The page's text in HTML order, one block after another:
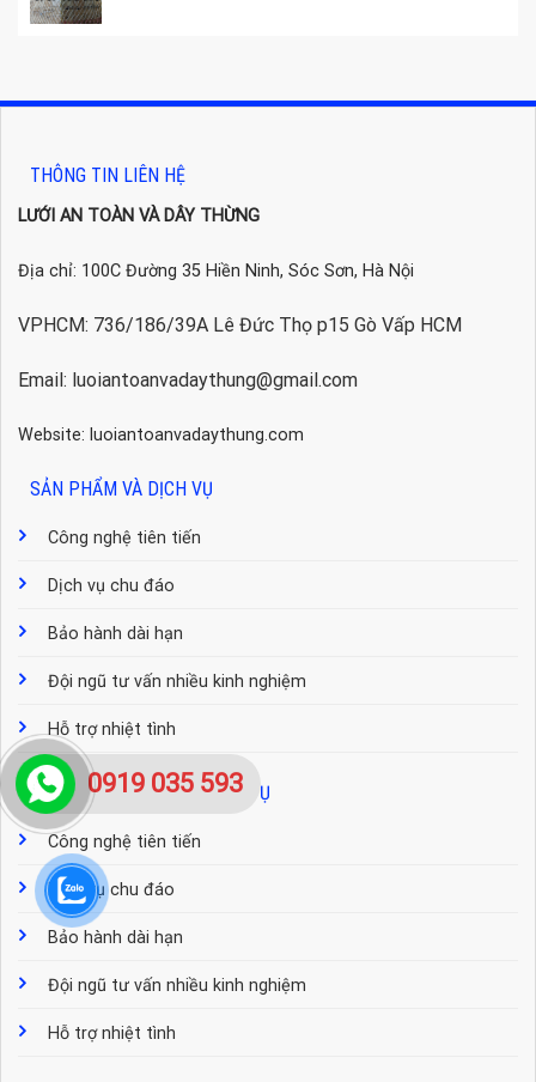
THÔNG TIN LIÊN HỆ
LƯỚI AN TOÀN VÀ DÂY THỪNG
Địa chỉ: 100C Đường 35 Hiền Ninh, Sóc Sơn, Hà Nội
VPHCM: 736/186/39A Lê Đức Thọ p15 Gò Vấp HCM
Email: luoiantoanvadaythung@gmail.com
Website: luoiantoanvadaythung.com
SẢN PHẨM VÀ DỊCH VỤ
Công nghệ tiên tiến
Dịch vụ chu đáo
Bảo hành dài hạn
Đội ngũ tư vấn nhiều kinh nghiệm
Hỗ trợ nhiệt tình
CÁC BÀI VIẾT TƯ VẤN DỊCH VỤ
Công nghệ tiên tiến
Dịch vụ chu đáo
Bảo hành dài hạn
Đội ngũ tư vấn nhiều kinh nghiệm
Hỗ trợ nhiệt tình
0919 035 593